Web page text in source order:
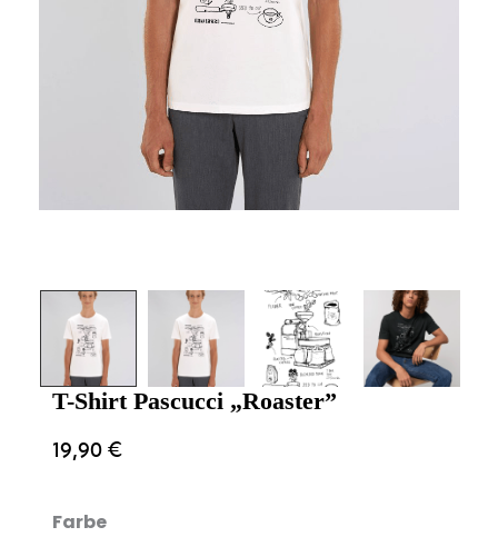
T-Shirt Pascucci „Roaster”
19,90€
Farbe